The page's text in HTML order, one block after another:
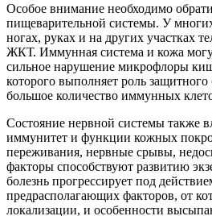
Особое внимание необходимо
пищеварительной системы. У
ногах, руках и на других участках
ЖКТ. Иммунная система и кожа
сильное нарушение микрофлоры
которого выполняет роль защитного
большое количество иммунных
Состояние нервной системы также
иммунитет и функции кожных
переживания, нервные срывы,
факторы способствуют развитию
болезнь прогрессирует под
предрасполагающих факторов, от
локализации, и особенности